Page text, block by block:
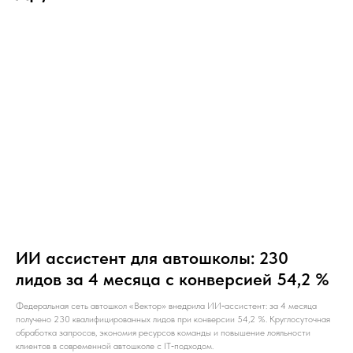
ИИ ассистент для автошколы: 230
лидов за 4 месяца с конверсией 54,2 %
Федеральная сеть автошкол «Вектор» внедрила ИИ‑ассистент: за 4 месяца
получено 230 квалифицированных лидов при конверсии 54,2 %. Круглосуточная
обработка запросов, экономия ресурсов команды и повышение лояльности
клиентов в современной автошколе с IT‑подходом.